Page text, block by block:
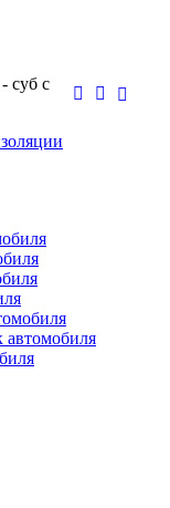
суб c
автомобиля